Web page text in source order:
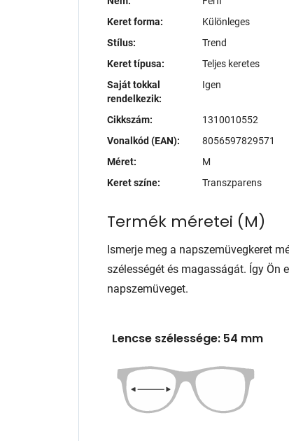
Keret forma:
Különleges
Stílus:
Trend
Keret típusa:
Teljes keretes
Saját tokkal
rendelkezik:
Igen
Cikkszám:
1310010552
Vonalkód (EAN):
8056597829571
Méret:
M
Keret színe:
Transzparens
Termék méretei (M)
Ismerje meg a napszemüvegkeret
szélességét és magasságát. Így Ön
napszemüveget.
Lencse szélessége: 54 mm